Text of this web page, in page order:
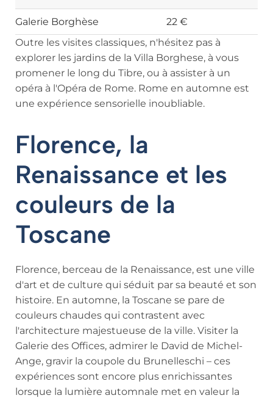
Galerie Borghèse
22 €
Outre les visites classiques, n'hésitez pas à
explorer les jardins de la Villa Borghese, à vous
promener le long du Tibre, ou à assister à un
opéra à l'Opéra de Rome. Rome en automne est
une expérience sensorielle inoubliable.
Florence, la
Renaissance et les
couleurs de la
Toscane
Florence, berceau de la Renaissance, est une ville
d'art et de culture qui séduit par sa beauté et son
histoire. En automne, la Toscane se pare de
couleurs chaudes qui contrastent avec
l'architecture majestueuse de la ville. Visiter la
Galerie des Offices, admirer le David de Michel-
Ange, gravir la coupole du Brunelleschi – ces
expériences sont encore plus enrichissantes
lorsque la lumière automnale met en valeur la